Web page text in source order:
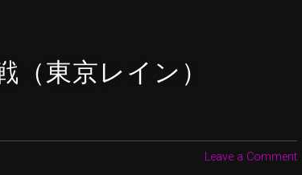
東京レイン）
Leave a Comment